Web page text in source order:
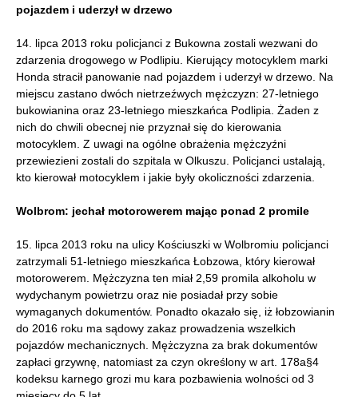
pojazdem i uderzył w drzewo
14. lipca 2013 roku policjanci z Bukowna zostali wezwani do
zdarzenia drogowego w Podlipiu. Kierujący motocyklem marki
Honda stracił panowanie nad pojazdem i uderzył w drzewo. Na
miejscu zastano dwóch nietrzeźwych mężczyzn: 27-letniego
bukowianina oraz 23-letniego mieszkańca Podlipia. Żaden z
nich do chwili obecnej nie przyznał się do kierowania
motocyklem. Z uwagi na ogólne obrażenia mężczyźni
przewiezieni zostali do szpitala w Olkuszu. Policjanci ustalają,
kto kierował motocyklem i jakie były okoliczności zdarzenia.
Wolbrom: jechał motorowerem mając ponad 2 promile
15. lipca 2013 roku na ulicy Kościuszki w Wolbromiu policjanci
zatrzymali 51-letniego mieszkańca Łobzowa, który kierował
motorowerem. Mężczyzna ten miał 2,59 promila alkoholu w
wydychanym powietrzu oraz nie posiadał przy sobie
wymaganych dokumentów. Ponadto okazało się, iż łobzowianin
do 2016 roku ma sądowy zakaz prowadzenia wszelkich
pojazdów mechanicznych. Mężczyzna za brak dokumentów
zapłaci grzywnę, natomiast za czyn określony w art. 178a§4
kodeksu karnego grozi mu kara pozbawienia wolności od 3